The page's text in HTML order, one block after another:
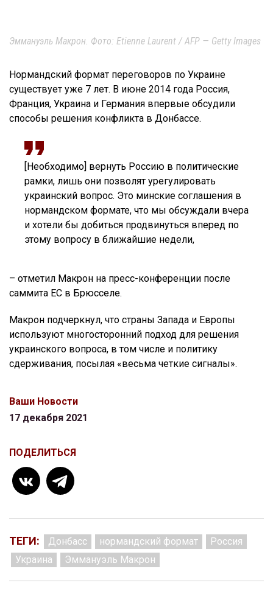
Эммануэль Макрон. Фото: Etienne Laurent / AFP — Getty Images
Нормандский формат переговоров по Украине
существует уже 7 лет. В июне 2014 года Россия,
Франция, Украина и Германия впервые обсудили
способы решения конфликта в Донбассе.
[Необходимо] вернуть Россию в политические
рамки, лишь они позволят урегулировать
украинский вопрос. Это минские соглашения в
нормандском формате, что мы обсуждали вчера
и хотели бы добиться продвинуться вперед по
этому вопросу в ближайшие недели,
– отметил Макрон на пресс-конференции после
саммита ЕС в Брюсселе.
Макрон подчеркнул, что страны Запада и Европы
используют многосторонний подход для решения
украинского вопроса, в том числе и политику
сдерживания, посылая «весьма четкие сигналы».
Ваши Новости
17 декабря 2021
ПОДЕЛИТЬСЯ
ТЕГИ: Донбасс нормандский формат
Россия
Украина
Эммануэль Макрон